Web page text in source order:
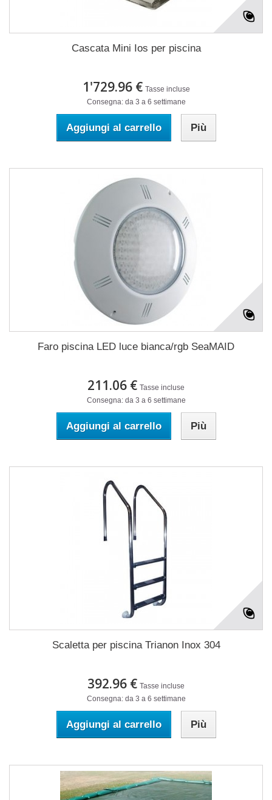
Cascata Mini Ios per piscina
1'729.96 € Tasse incluse
Consegna: da 3 a 6 settimane
Aggiungi al carrello Più
Faro piscina LED luce bianca/rgb SeaMAID
211.06 € Tasse incluse
Consegna: da 3 a 6 settimane
Aggiungi al carrello Più
Scaletta per piscina Trianon Inox 304
392.96 € Tasse incluse
Consegna: da 3 a 6 settimane
Aggiungi al carrello Più